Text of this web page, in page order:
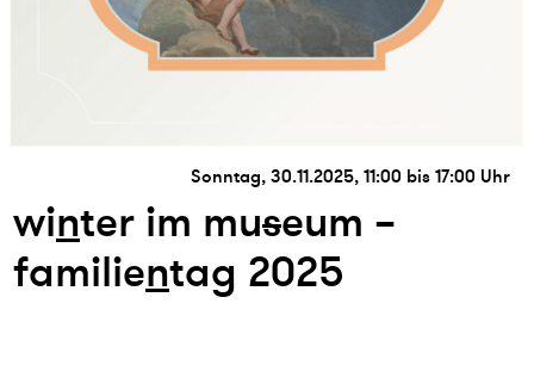
Sonntag, 30.11.2025, 11:00 bis 17:00 Uhr
winter im museum –
familientag 2025